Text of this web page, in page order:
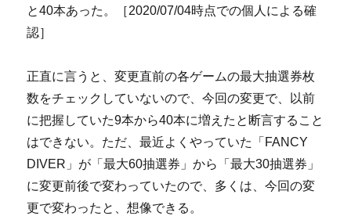
と40本あった。［2020/07/04時点での個人による確
認］
正直に言うと、変更直前の各ゲームの最大抽選券枚
数をチェックしていないので、今回の変更で、以前
に把握していた9本から40本に増えたと断言すること
はできない。ただ、最近よくやっていた「FANCY
DIVER」が「最大60抽選券」から「最大30抽選券」
に変更前後で変わっていたので、多くは、今回の変
更で変わったと、想像できる。